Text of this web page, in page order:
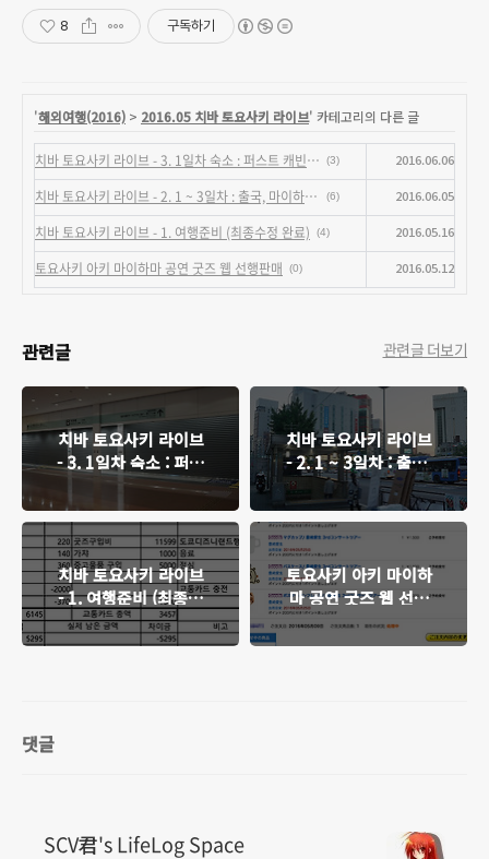
8 구독하기
'해외여행(2016) > 2016.05 치바 토요사키 라이브' 카테고리의 다른 글
치바 토요사키 라이브 - 3. 1일차 숙소 : 퍼스트 캐빈 하네다공항 1터미널점 (3) 2016.06.06
치바 토요사키 라이브 - 2. 1 ~ 3일차 : 출국, 마이하마 앰피시어터, 나카우, 아키하바라, 사이제리야, 공항밤샘, 귀국 및 느낀점 (6) 2016.06.05
치바 토요사키 라이브 - 1. 여행준비 (최종수정 완료) (4) 2016.05.16
토요사키 아키 마이하마 공연 굿즈 웹 선행판매 (0) 2016.05.12
관련글 관련글 더보기
치바 토요사키 라이브
- 3. 1일차 숙소 : 퍼스
트 캐빈 하네다공항 1
터미널점
치바 토요사키 라이브
- 2. 1 ~ 3일차 : 출국,
마이하마 앰피시어터,
나카우, 아키하바라,
사이제리야, 공항밤샘,
귀국 및 느낀점
치바 토요사키 라이브
- 1. 여행준비 (최종수
정 완료)
토요사키 아키 마이하
마 공연 굿즈 웹 선행
판매
댓글
SCV君's LifeLog Space